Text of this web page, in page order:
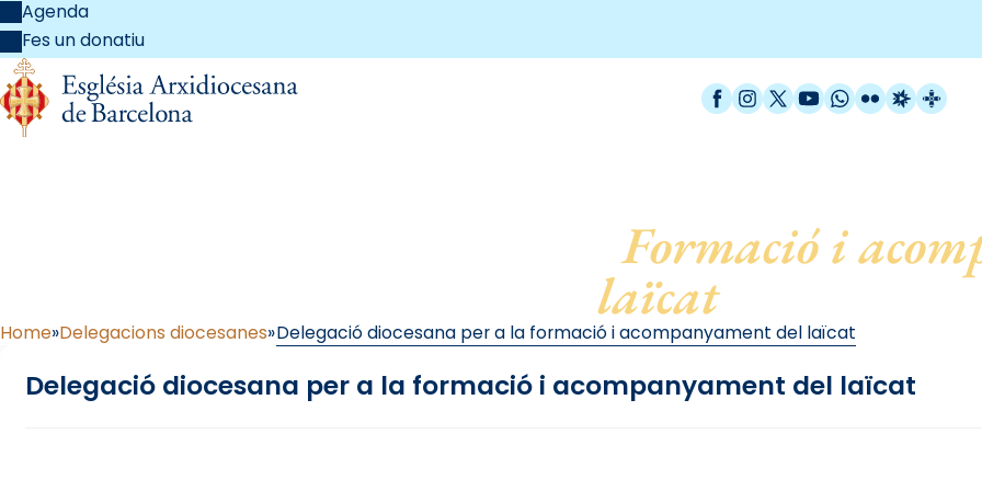
Agenda
Fes un donatiu
Facebook
Instagram
X / Twitter
YouTube
WhatsApp
FlickrRadio
Delegació diocesana per a laFormació i
laïcat
Home Delegacions diocesanes Delegació diocesana per a la formació i acompanyament del laïcat
Delegació diocesana per a la formació i acompanyament del laïcat